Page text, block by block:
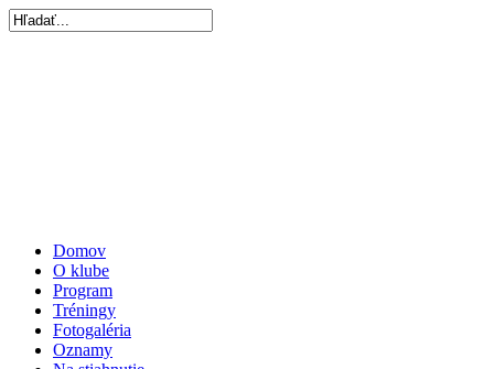
Domov
O klube
Program
Tréningy
Fotogaléria
Oznamy